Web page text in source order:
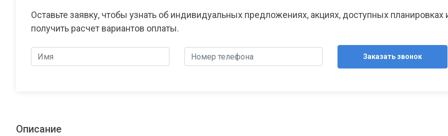
Оставьте заявку, чтобы узнать об индивидуальных предложениях, акциях, доступных планировках
получить расчет вариантов оплаты.
Заказать звонок
Описание